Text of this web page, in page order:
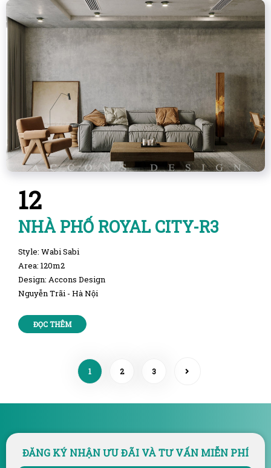
12
NHÀ PHỐ ROYAL CITY-R3
Style: Wabi Sabi
Area: 120m2
Design: Accons Design
Nguyễn Trãi - Hà Nội
ĐỌC THÊM
1 2 3
ĐĂNG KÝ NHẬN ƯU ĐÃI VÀ TƯ VẤN MIỄN PHÍ